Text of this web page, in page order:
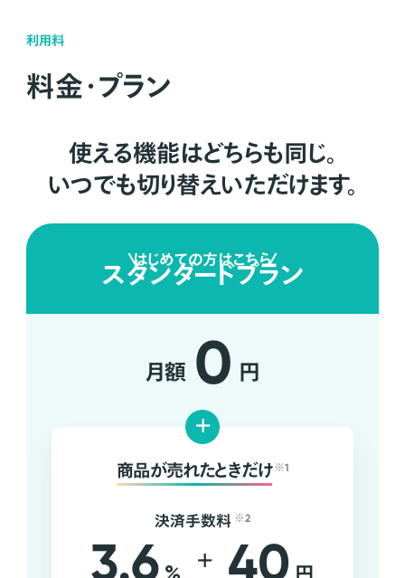
利用料
料金・プラン
使える機能はどちらも同じ。
いつでも切り替えいただけます。
はじめての方はこちら
スタンダードプラン
月額 0 円
+
商品が売れたときだけ ※1
決済手数料 ※2
3.6 % + 40